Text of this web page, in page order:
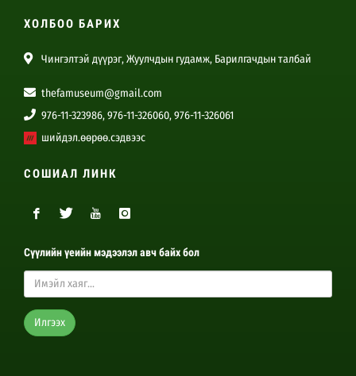
ХОЛБОО БАРИХ
Чингэлтэй дүүрэг, Жуулчдын гудамж, Барилгачдын талбай
thefamuseum@gmail.com
976-11-323986, 976-11-326060, 976-11-326061
шийдэл.өөрөө.сэдвээс
СОШИАЛ ЛИНК
Сүүлийн үеийн мэдээлэл авч байх бол
Илгээх